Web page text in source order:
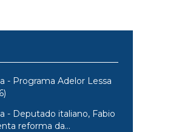
- Programa Adelor Lessa
- Deputado italiano, Fabio
reforma da...